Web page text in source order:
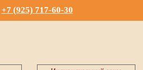
+7 (925) 717-60-30